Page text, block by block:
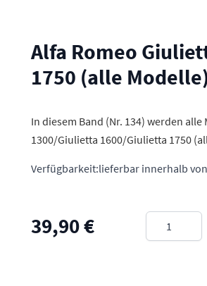
Alfa Romeo
1750 (alle
In diesem Band (Nr. 134) werden
1300/Giulietta 1600/Giulietta 1750
Verfügbarkeit:lieferbar innerhalb
39,90 €